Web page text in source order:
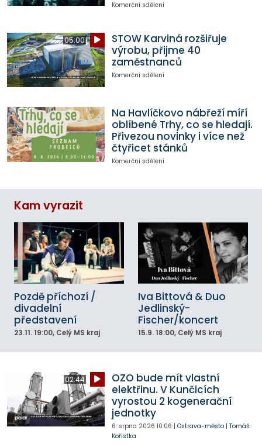
Komerční sdělení
05:00
STOW Karviná rozšiřuje
výrobu, přijme 40
zaměstnanců
Komerční sdělení
Na Havlíčkovo nábřeží míří
oblíbené Trhy, co se hledají.
Přivezou novinky i více než
čtyřicet stánků
Komerční sdělení
Kam vyrazit
Pozdě příchozí /
divadelní
představení
23.11. 19:00, Celý MS kraj
Iva Bittová & Duo
Jedlinský-
Fischer/koncert
15.9. 18:00, Celý MS kraj
02:44
OZO bude mít vlastní
elektřinu. V Kunčicích
vyrostou 2 kogenerační
jednotky
6. srpna 2026 10:06 | Ostrava-město| Tomáš
Kořistka